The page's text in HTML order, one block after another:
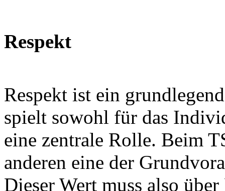
Respekt
Respekt ist ein
spielt sowohl für das
eine zentrale Rolle. Beim
anderen eine der
Dieser Wert muss also